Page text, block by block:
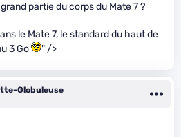
partie du corps du Mate 7 ?
le Mate 7, le standard du haut de
3 Go
" />
Globuleuse